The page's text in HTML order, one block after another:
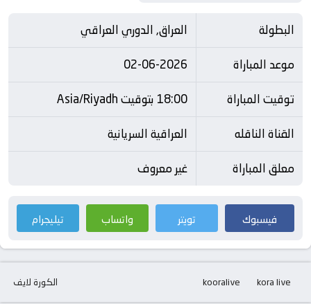
البطولة
العراق, الدوري العراقي
موعد المباراة
02-06-2026
توقيت المباراة
18:00 بتوقيت Asia/Riyadh
القناة الناقله
العراقية السريانية
معلق المباراة
غير معروف
فيسبوك تويتر واتساب تيليجرام
الكورة لايف kora live
kooralive